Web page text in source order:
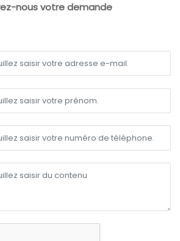
nous votre demande